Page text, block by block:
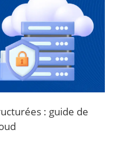
: guide de